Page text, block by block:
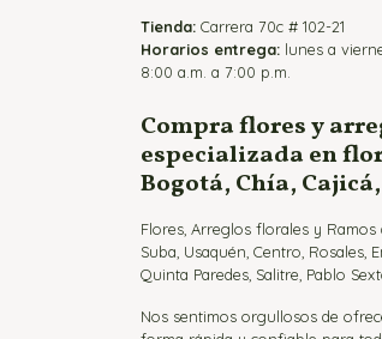
Tienda: Carrera 70c # 102-21
Horarios entrega: lunes a
8:00 a.m. a 7:00 p.m.
Compra flores y
especializada en
Bogotá, Chía,
Flores, Arreglos florales y
Suba, Usaquén, Centro, Rosales,
Quinta Paredes, Salitre, Pablo
Nos sentimos orgullosos de